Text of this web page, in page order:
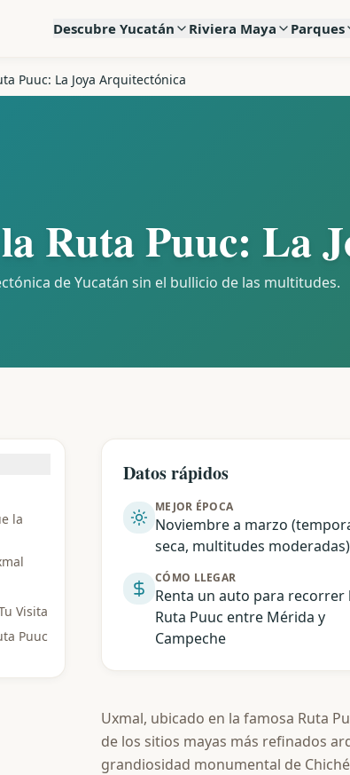
Descubre Yucatán Riviera Maya Parques
Puuc: La Joya Arquitectónica
Ruta Puuc: La
de Yucatán sin el bullicio de las multitudes.
la
Visita
Puuc
Datos rápidos
MEJOR ÉPOCA
Noviembre a marzo
seca, multitudes moderadas)
CÓMO LLEGAR
Renta un auto para recorrer
Ruta Puuc entre Mérida y
Campeche
Uxmal, ubicado en la famosa Ruta
de los sitios mayas más refinados
grandiosidad monumental de